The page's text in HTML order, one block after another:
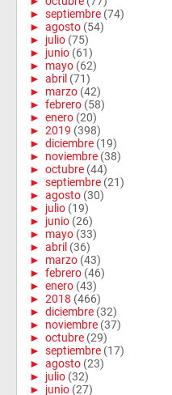
► septiembre (74)
► agosto (54)
► julio (75)
► junio (61)
► mayo (62)
► abril (71)
► marzo (42)
► febrero (58)
► enero (20)
► 2019 (398)
► diciembre (19)
► noviembre (38)
► octubre (44)
► septiembre (21)
► agosto (30)
► julio (19)
► junio (26)
► mayo (33)
► abril (36)
► marzo (43)
► febrero (46)
► enero (43)
► 2018 (466)
► diciembre (32)
► noviembre (37)
► octubre (29)
► septiembre (17)
► agosto (23)
► julio (32)
► junio (27)